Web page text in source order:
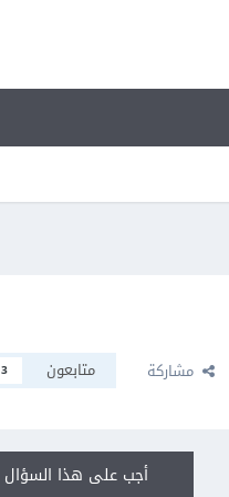
مشاركة متابعون 3
أجب على هذا السؤال